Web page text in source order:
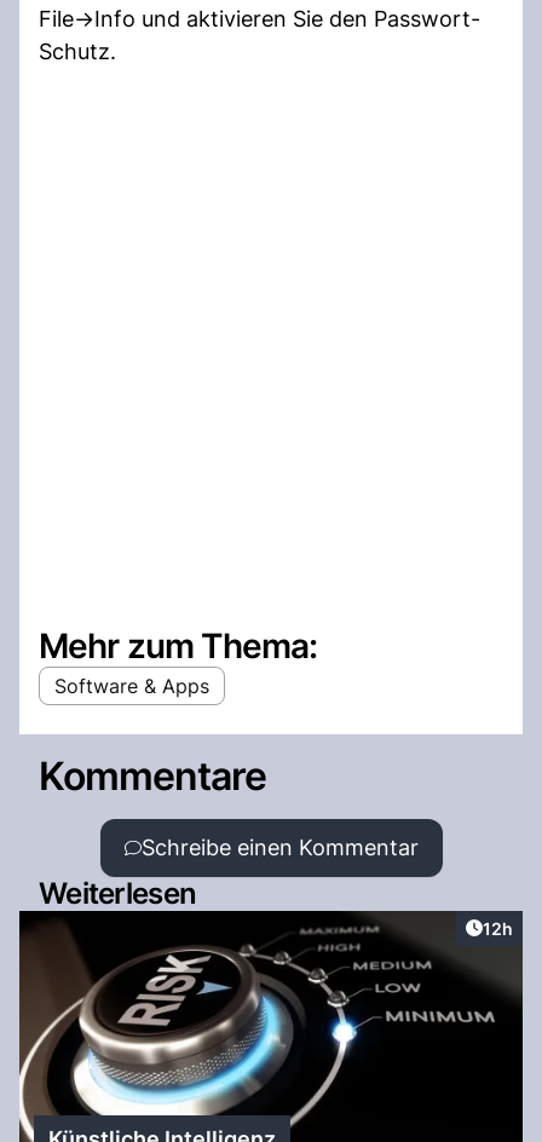
File->Info und aktivieren Sie den Passwort-
Schutz.
Mehr zum Thema:
Software & Apps
Kommentare
Schreibe einen Kommentar
Weiterlesen
Artikel
12h